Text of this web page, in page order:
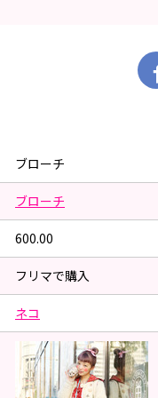
ブローチ
ブローチ
600.00
フリマで購入
ネコ